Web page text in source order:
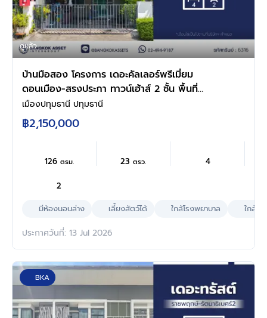
ดูแล้ว
บ้านมือสอง โครงการ เดอะคัลเลอร์พรีเมี่ยม
ดอนเมือง-สรงประภา ทาวน์เฮ้าส์ 2 ชั้น พื้นที่
ใช้สอย 126 ตร.ม. 4 ห้องนอน 2 ห้องน้ำ จอดรถ 1
คัน ทำเลดอนเมือง-สรงประภา ใกล้ห้าง โรง
พยาบาล โรงเรียน
เมืองปทุมธานี ปทุมธานี
฿2,150,000
126 ตรม. 23ตรว. 4
2
มีห้องนอนล่าง
เลี้ยงสัตว์ได้ ใกล้โรงพยาบาล ใกล้ห้
ประกาศวันที่: 13 Jul 2026
BKA